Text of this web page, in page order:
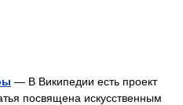
— В Википедии есть проект
посвящена искусственным